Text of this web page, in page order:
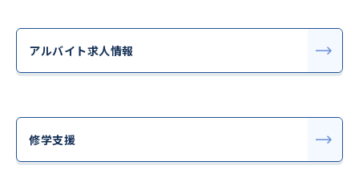
アルバイト求人情報
修学支援